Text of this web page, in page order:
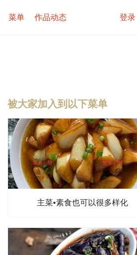
菜单 作品动态 登录
被大家加入到以下菜单
主菜•素食也可以很多样化